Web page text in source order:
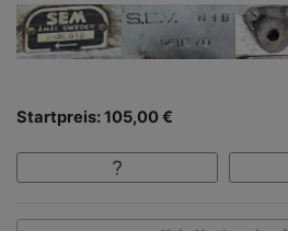
Startpreis: 105,00 €